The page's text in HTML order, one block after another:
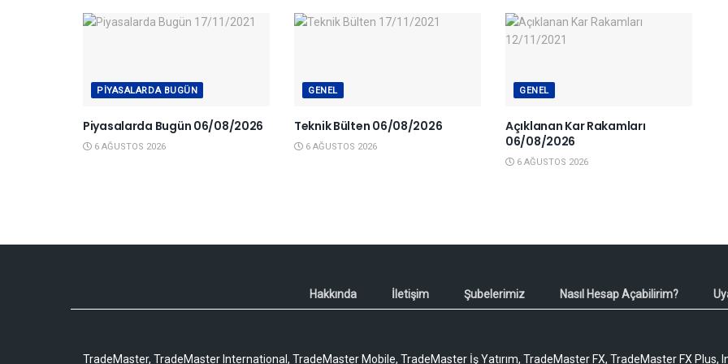
PIYASALARDA BUGÜN
Piyasalarda Bugün 06/08/2026
6 AĞUSTOS 2026
GENEL
Teknik Bülten 06/08/2026
6 AĞUSTOS 2026
GENEL
Açıklanan Kar Rakamları
06/08/2026
6 AĞUSTOS 2026
Hakkında İletişim Şubelerimiz Nasıl Hesap Açabilirim?
TradeMaster, TradeMaster International, TradeMaster Mobile, TradeMaster İş Yatırım, TradeMaster FX, TradeMaster FX Plus,